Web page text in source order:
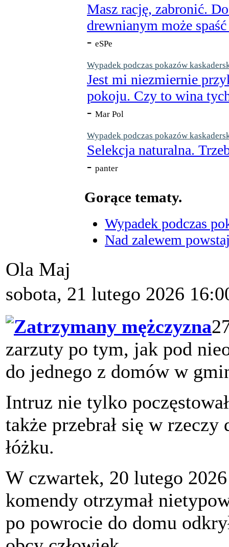
Masz rację, zabronić.
drewnianym może
- eSPe
Wypadek podczas pokazów
Jest mi niezmiernie
pokoju. Czy to wina
- Mar Pol
Wypadek podczas pokazów
Selekcja naturalna.
- panter
Gorące tematy.
Wypadek podczas
Nad zalewem
Ola Maj
sobota, 21 lutego 2026
zarzuty po tym, jak pod
do jednego z domów w
Intruz nie tylko
także przebrał się w
łóżku.
W czwartek, 20 lutego
komendy otrzymał
po powrocie do domu